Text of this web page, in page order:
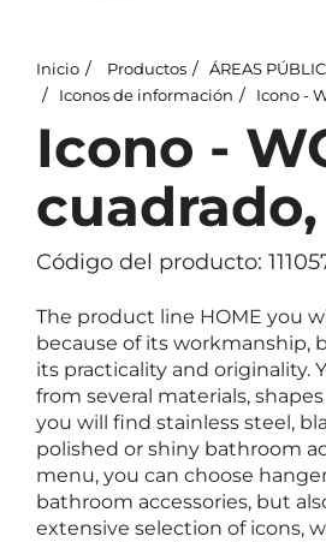
Inicio Productos
ÁREAS
Iconos de información
Icono -
Icono -
Código del producto:
The product line HOME you
because of its workmanship,
its practicality and originality.
from several materials,
you will find stainless steel,
polished or shiny bathroom
menu, you can choose
bathroom accessories, but
extensive selection of icons,